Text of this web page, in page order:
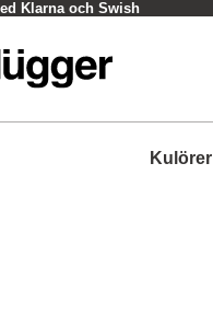
inom en timme
Kulörer